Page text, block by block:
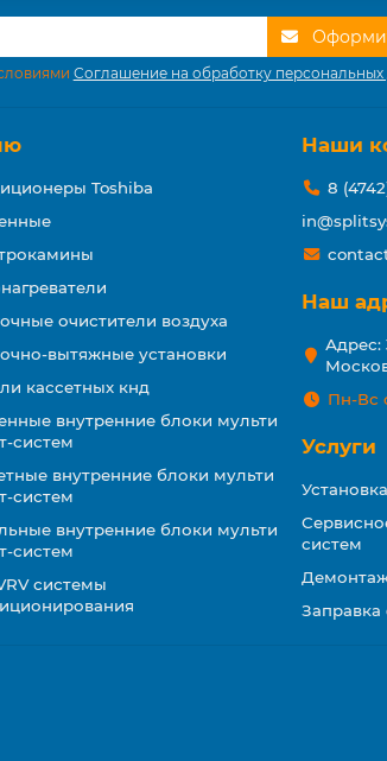
Соглашение на обработку персональных
Toshiba
очистители воздуха
вытяжные установки
кассетных кнд
внутренние блоки мульти
систем
внутренние блоки мульти
систем
внутренние блоки мульти
систем
системы
Наши
8
Наш
Адрес:
Пн-Вс
Услуги
систем